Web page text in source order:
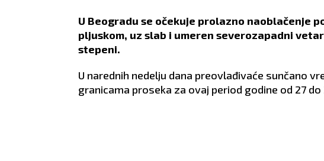
U Beogradu se očekuje prolazno naoblačenje
pljuskom, uz slab i umeren severozapadni
stepeni.
U narednih nedelju dana preovlađivaće sunčano
granicama proseka za ovaj period godine od 27 do